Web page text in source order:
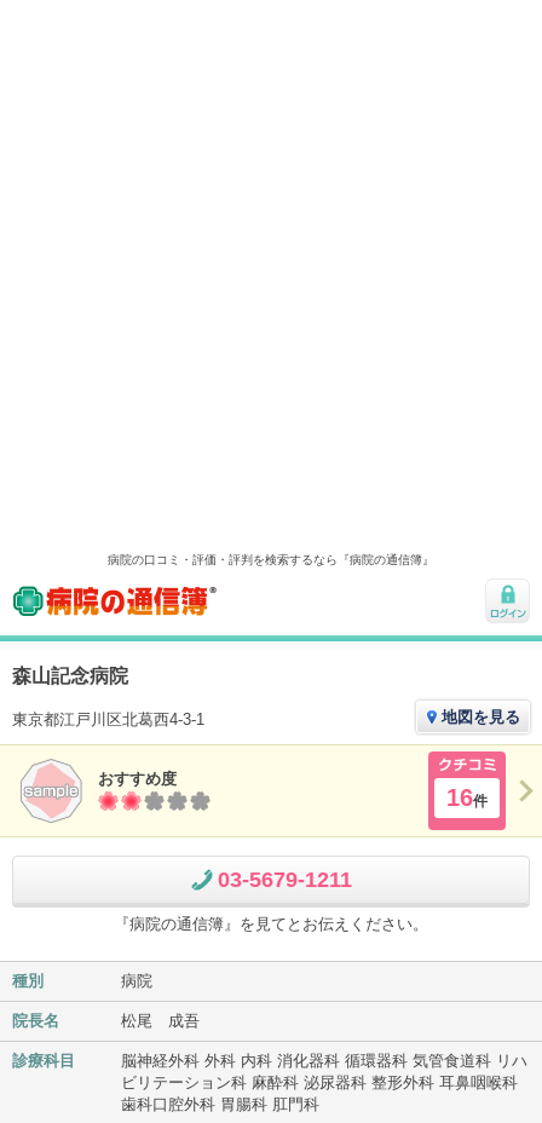
病院の口コミ・評価・評判を検索するなら『病院の通信簿』
病院の通信簿
ログ
森山記念病院
東京都江戸川区北葛西4-3-1 地図を見る
おすすめ度
クチコ
ミ
16件
03-5679-1211
『病院の通信簿』を見てとお伝えください。
種別 病院
院長名 松尾 成吾
診療科目
脳神経外科 外科 内科 消化器科 循環器科 気管食道科 リハ
ビリテーション科 麻酔科 泌尿器科 整形外科 耳鼻咽喉科
歯科口腔外科 胃腸科 肛門科